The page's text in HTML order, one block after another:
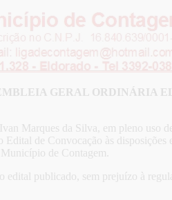
GERAL ORDINÁRIA
Marques da Silva, em pleno uso
Edital de Convocação às
de Contagem.
edital publicado, sem prejuízo à